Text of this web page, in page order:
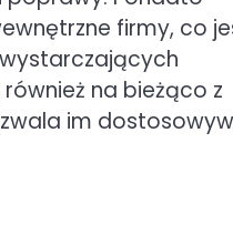
firmy, co
na bieżąco z
im